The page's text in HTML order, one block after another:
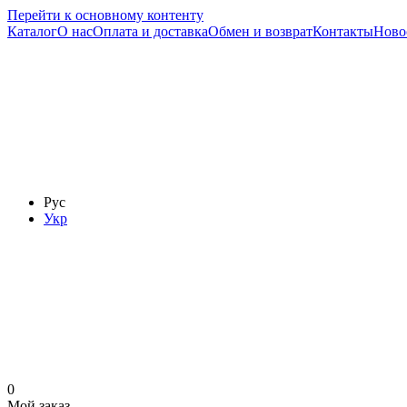
Перейти к основному контенту
КаталогО насОплата и доставкаОбмен и возвратКонтакты
Рус
Укр
0